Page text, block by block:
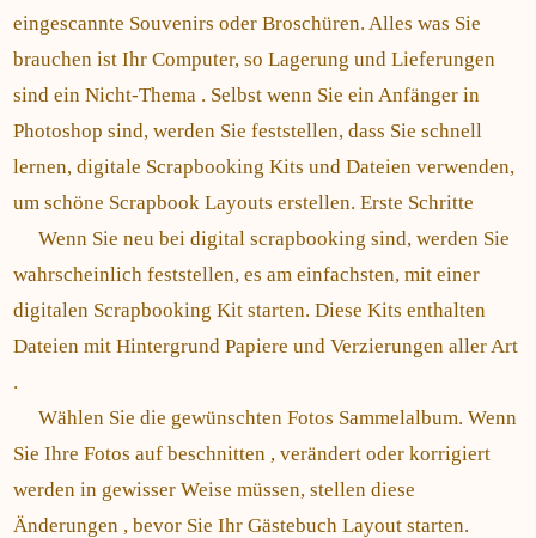
eingescannte Souvenirs oder Broschüren. Alles was Sie
brauchen ist Ihr Computer, so Lagerung und Lieferungen
sind ein Nicht-Thema . Selbst wenn Sie ein Anfänger in
Photoshop sind, werden Sie feststellen, dass Sie schnell
lernen, digitale Scrapbooking Kits und Dateien verwenden,
um schöne Scrapbook Layouts erstellen. Erste Schritte
Wenn Sie neu bei digital scrapbooking sind, werden Sie
wahrscheinlich feststellen, es am einfachsten, mit einer
digitalen Scrapbooking Kit starten. Diese Kits enthalten
Dateien mit Hintergrund Papiere und Verzierungen aller Art
.
Wählen Sie die gewünschten Fotos Sammelalbum. Wenn
Sie Ihre Fotos auf beschnitten , verändert oder korrigiert
werden in gewisser Weise müssen, stellen diese
Änderungen , bevor Sie Ihr Gästebuch Layout starten.